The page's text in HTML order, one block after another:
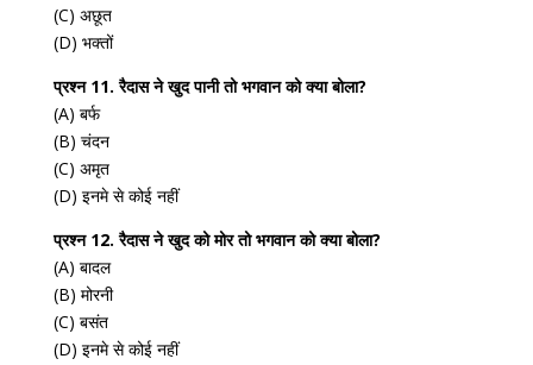
(C) अछूत
(D) भक्तों
प्रश्न 11. रैदास ने खुद पानी तो भगवान को क्या बोला?
(A) बर्फ
(B) चंदन
(C) अमृत
(D) इनमे से कोई नहीं
प्रश्न 12. रैदास ने खुद को मोर तो भगवान को क्या बोला?
(A) बादल
(B) मोरनी
(C) बसंत
(D) इनमे से कोई नहीं